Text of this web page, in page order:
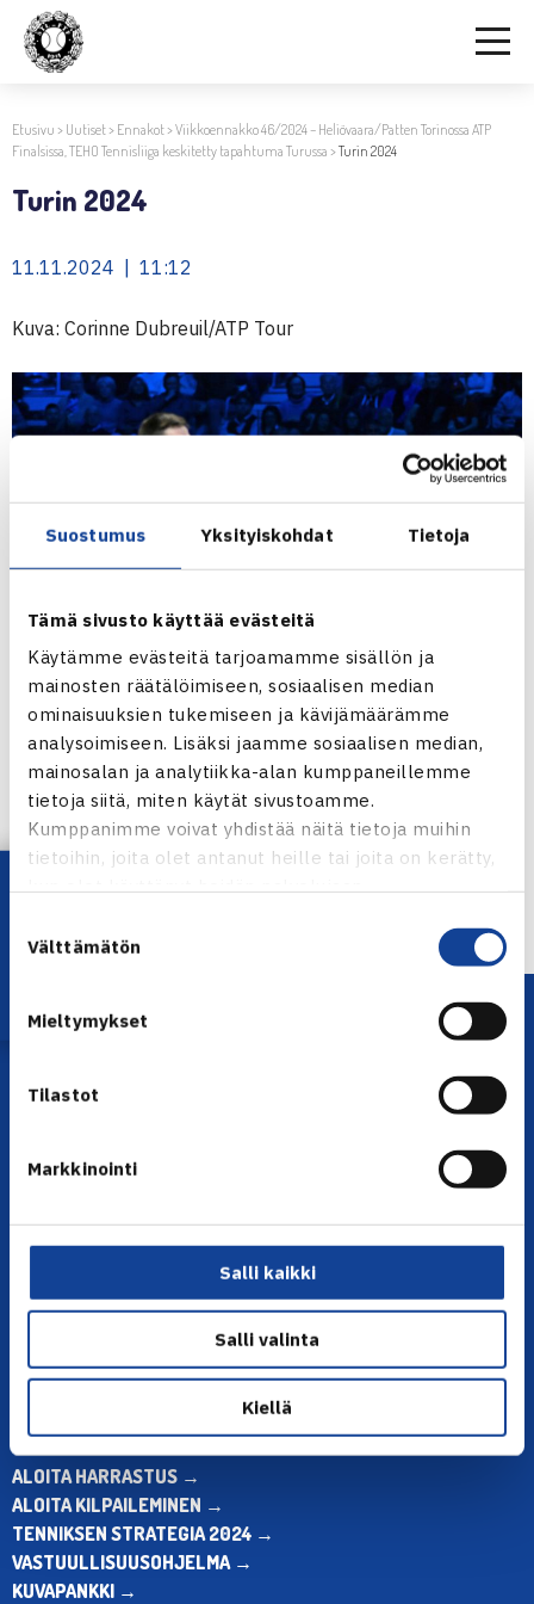
Suostumus Yksityiskohdat Tietoja
Tämä sivusto käyttää evästeitä
Käytämme evästeitä tarjoamamme sisällön ja
mainosten räätälöimiseen, sosiaalisen median
ominaisuuksien tukemiseen ja kävijämäärämme
analysoimiseen. Lisäksi jaamme sosiaalisen median,
mainosalan ja analytiikka-alan kumppaneillemme
tietoja siitä, miten käytät sivustoamme.
Kumppanimme voivat yhdistää näitä tietoja muihin
tietoihin, joita olet antanut heille tai joita on kerätty,
valinta
Välttämätön
Mieltymykset
Tilastot
Markkinointi
Salli kaikki
Salli valinta
Kiellä
Etusivu > Uutiset> Ennakot>Viikkoennakko 46/2024 – Heliövaara/Patten Torinossa ATP
Finalsissa, TEHO Tennisliiga keskitetty tapahtuma Turussa >Turin 2024
Turin 2024
11.11.2024 | 11:12
Kuva: Corinne Dubreuil/ATP Tour
Lataa OmaTennis!
Toimiston puhelinajat:
Muina aikoina olkaa yhteydessä
sähköpostitse: toimisto@tennis.fi
KAIKKI YHTEYSTIEDOT →
ALOITA HARRASTUS →
ALOITA KILPAILEMINEN →
TENNIKSEN STRATEGIA 2024 →
VASTUULLISUUSOHJELMA →
KUVAPANKKI →